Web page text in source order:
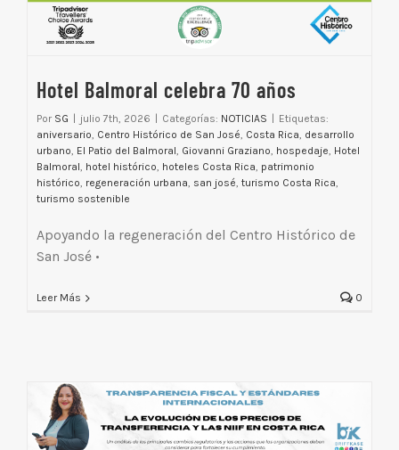
Hotel Balmoral celebra 70 años
Por SG julio 7th, 2026 Categorías: NOTICIAS
Etiquetas:
aniversario, Centro Histórico de San José, Costa Rica, desarrollo
urbano, El Patio del Balmoral, Giovanni Graziano, hospedaje, Hotel
Balmoral, hotel histórico, hoteles Costa Rica, patrimonio
histórico, regeneración urbana, san josé, turismo Costa Rica,
turismo sostenible
Apoyando la regeneración del Centro Histórico de
San José •
Leer Más 0